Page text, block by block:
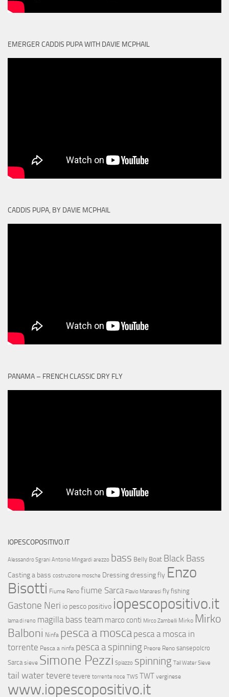
EMERGER CADDIS PUPA WITH DAVIE MCPHAIL
CADDIS PUPA, BY DAVIE MCPHAIL
PANAMA – FRENCH CLASSIC DRY FLY
IOPESCOPOSITIVO.IT
Alessandro Sgrani Antonio Mingardi arezzo bass Belly Boat Black Bass
Casting a bass costruzione mosche Dressingdressing fly Enzo
Bisotti Fiume Reno fiume Sarca Flavio Manaresi fly fishing
Gastone Neri io pesco positivo iopescopositivo.it
lama di reno magilla bass team marco conti Mirco Zambelli Mirko Mirko
Balboni Ninfa pesca a mosca pesca a mosca in
torrente Pesca a ninfa pesca a spinning Preore Reno sansepolcro
Sarca sieve Simone Pezzi Spiazzo spinning Tail Water Sieve
tail water tevere tevere torrente noce TWS TWT verginese
www.iopescopositivo.it